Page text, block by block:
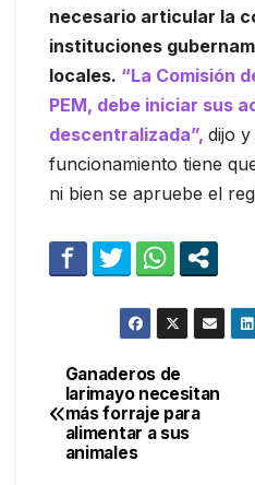
necesario articular la
instituciones
locales. “La Comisión
PEM, debe iniciar sus
descentralizada”, dijo
funcionamiento tiene
ni bien se apruebe el
Navegación
de
Ganaderos de
larimayo necesitan
más forraje para
alimentar a sus
animales